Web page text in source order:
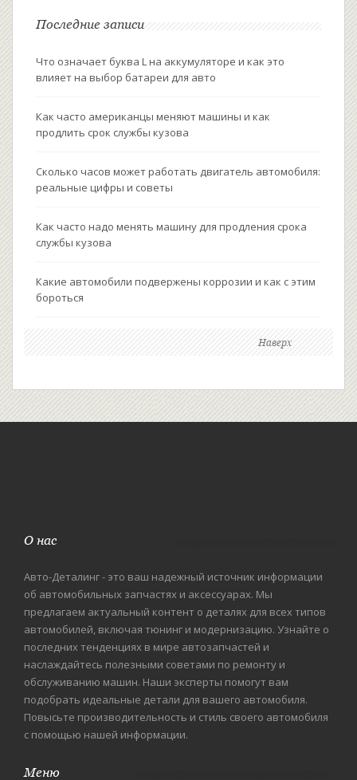
Последние записи
Что означает буква L на аккумуляторе и как это
влияет на выбор батареи для авто
Как часто американцы меняют машины и как
продлить срок службы кузова
Сколько часов может работать двигатель автомобиля:
реальные цифры и советы
Как часто надо менять машину для продления срока
службы кузова
Какие автомобили подвержены коррозии и как с этим
бороться
Наверх
О нас
Авто-Деталинг - это ваш надежный источник информации
об автомобильных запчастях и аксессуарах. Мы
предлагаем актуальный контент о деталях для всех типов
автомобилей, включая тюнинг и модернизацию. Узнайте о
последних тенденциях в мире автозапчастей и
наслаждайтесь полезными советами по ремонту и
обслуживанию машин. Наши эксперты помогут вам
подобрать идеальные детали для вашего автомобиля.
Повысьте производительность и стиль своего автомобиля
с помощью нашей информации.
Меню